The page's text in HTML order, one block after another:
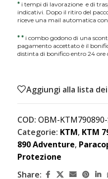
* i tempi di lavorazione e di
indicativi. Dopo il ritiro del
riceve una mail automatica
* * i combo godono di una
pagamento accettato è il
distinta di bonifico entro 24 ore
Aggiungi alla lista
COD: OBM-KTM790890-
Categorie: KTM, KTM
890 Adventure,
Protezione
Share: